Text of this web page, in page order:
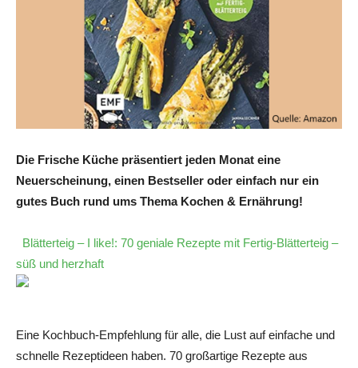
Die Frische Küche präsentiert jeden Monat eine
Neuerscheinung, einen Bestseller oder einfach nur ein
gutes Buch rund ums Thema Kochen & Ernährung!
Blätterteig – I like!: 70 geniale Rezepte mit Fertig-Blätterteig –
süß und herzhaft
Eine Kochbuch-Empfehlung für alle, die Lust auf einfache und
schnelle Rezeptideen haben. 70 großartige Rezepte aus